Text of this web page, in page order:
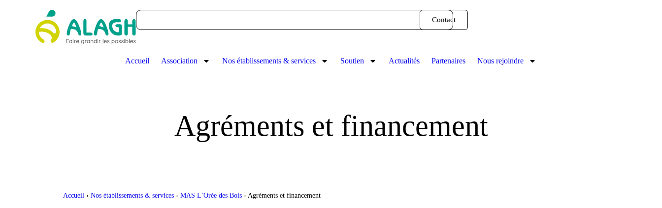
Contact
Accueil Association Nos établissements & services Soutien Actualités Partenaires Nous rejoindre
Agréments et financement
Accueil › Nos établissements & services › MAS L’Orée des Bois › Agréments et financement